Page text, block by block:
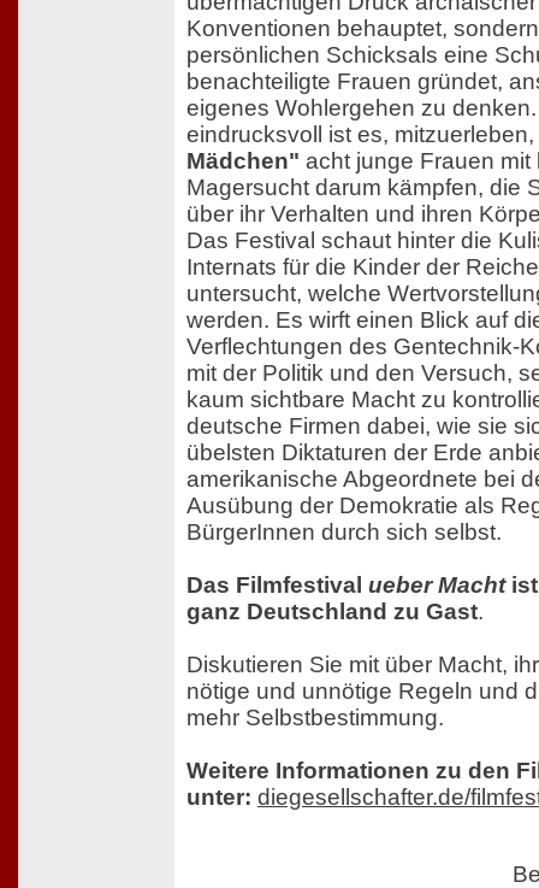
Konventionen behauptet,
persönlichen Schicksals eine
benachteiligte Frauen gründet,
eigenes Wohlergehen zu
eindrucksvoll ist es,
Mädchen" acht junge Frauen
Magersucht darum kämpfen, die
über ihr Verhalten und ihren
Das Festival schaut hinter die
Internats für die Kinder der
untersucht, welche
werden. Es wirft einen Blick auf
Verflechtungen des Gentechnik-
mit der Politik und den Versuch,
kaum sichtbare Macht zu
deutsche Firmen dabei, wie sie
übelsten Diktaturen der Erde
amerikanische Abgeordnete bei
Ausübung der Demokratie als
BürgerInnen durch sich selbst.
Das Filmfestival ueber Machtist
ganz Deutschland zu Gast.
Diskutieren Sie mit über Macht,
nötige und unnötige Regeln und
mehr Selbstbestimmung.
Weitere Informationen zu den
unter: diegesellschafter.de/